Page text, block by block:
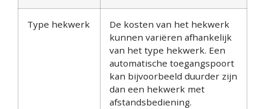
Type hekwerk
De kosten van het hekwerk
kunnen variëren afhankelijk
van het type hekwerk. Een
automatische toegangspoort
kan bijvoorbeeld duurder zijn
dan een hekwerk met
afstandsbediening.